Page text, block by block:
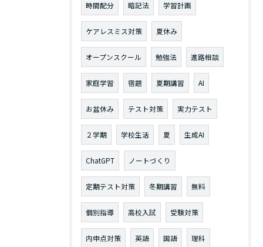
時間配分 暗記法 学習計画
ケアレスミス対策 夏休み
オープンスクール 勉強法 進路相談
家庭学習 宿題 夏期講習 AI
お盆休み テスト対策 実力テスト
２学期 学校生活 夏 生成AI
ChatGPT ノートづくり
定期テスト対策 冬期講習 無料
個別指導 高校入試 受験対策
内申点対策 英語 国語 理科
お問い合わせはこちら